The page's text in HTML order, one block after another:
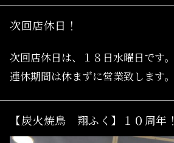
次回店休日！
次回店休日は、１８日水曜日です。
連休期間は休まずに営業致します。
【炭火焼鳥 翔ふく】１０周年！